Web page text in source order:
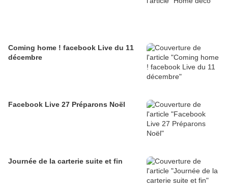
Coming home ! facebook Live du 11
décembre
Facebook Live 27 Préparons Noël
Journée de la carterie suite et fin